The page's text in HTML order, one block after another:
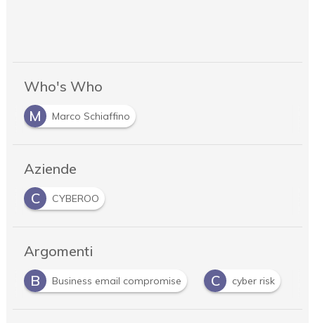
Who's Who
M
Marco Schiaffino
Aziende
C
CYBEROO
Argomenti
email compromise C cyber risk P phishing